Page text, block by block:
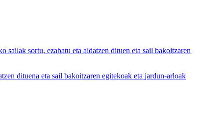
sortu, ezabatu eta aldatzen dituen eta sail bakoitzaren
dituena eta sail bakoitzaren egitekoak eta jardun-arloak